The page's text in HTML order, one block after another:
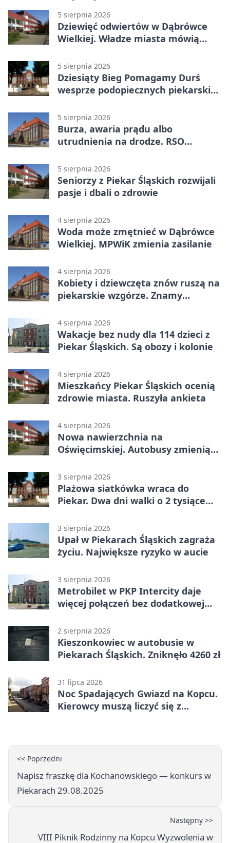
5 sierpnia 2026
Dziewięć odwiertów w Dąbrówce
Wielkiej. Władze miasta mówią
5 sierpnia 2026
Dziesiąty Bieg Pomagamy Durś
wesprze podopiecznych piekarskich
5 sierpnia 2026
Burza, awaria prądu albo
utrudnienia na drodze. RSO
5 sierpnia 2026
Seniorzy z Piekar Śląskich rozwijali
pasje i dbali o zdrowie
4 sierpnia 2026
Woda może zmętnieć w Dąbrówce
Wielkiej. MPWiK zmienia zasilanie
4 sierpnia 2026
Kobiety i dziewczęta znów ruszą na
piekarskie wzgórze. Znamy
4 sierpnia 2026
Wakacje bez nudy dla 114 dzieci z
Piekar Śląskich. Są obozy i kolonie
4 sierpnia 2026
Mieszkańcy Piekar Śląskich ocenią
zdrowie miasta. Ruszyła ankieta
4 sierpnia 2026
Nowa nawierzchnia na
Oświęcimskiej. Autobusy zmienią
3 sierpnia 2026
Plażowa siatkówka wraca do
Piekar. Dwa dni walki o 2 tysiące
3 sierpnia 2026
Upał w Piekarach Śląskich zagraża
życiu. Największe ryzyko w aucie
3 sierpnia 2026
Metrobilet w PKP Intercity daje
więcej połączeń bez dodatkowej
2 sierpnia 2026
Kieszonkowiec w autobusie w
Piekarach Śląskich. Zniknęło 4260 zł
31 lipca 2026
Noc Spadających Gwiazd na Kopcu.
Kierowcy muszą liczyć się z
<< Poprzedni
Napisz fraszkę dla Kochanowskiego — konkurs w
Piekarach 29.08.2025
Następny >>
VIII Piknik Rodzinny na Kopcu Wyzwolenia w